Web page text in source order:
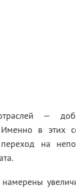
—
в этих
на